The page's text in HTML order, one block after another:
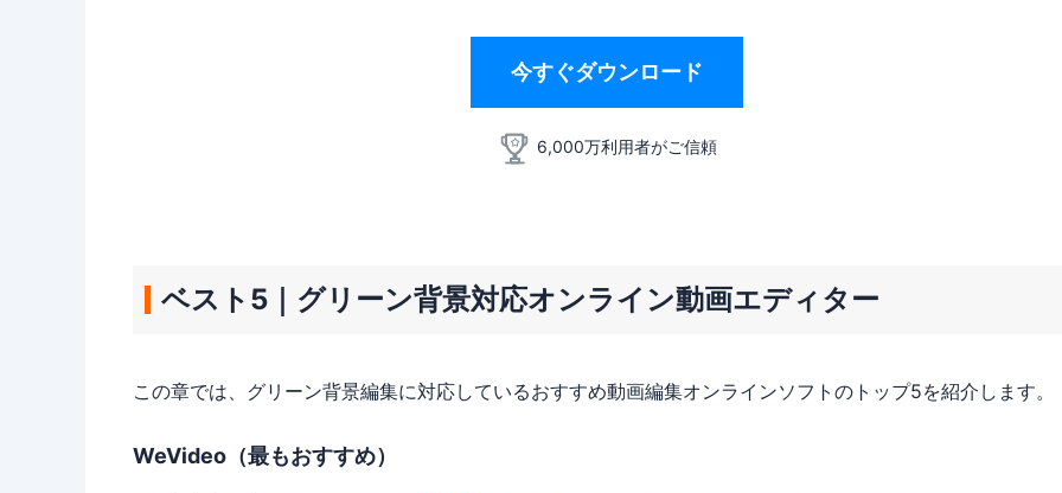
今すぐダウンロード
6,000万利用者がご信頼
ベスト5｜グリーン背景対応オンライン動画エディター
この章では、グリーン背景編集に対応しているおすすめ動画編集オンラインソフトのトップ5を紹介します。
WeVideo（最もおすすめ）